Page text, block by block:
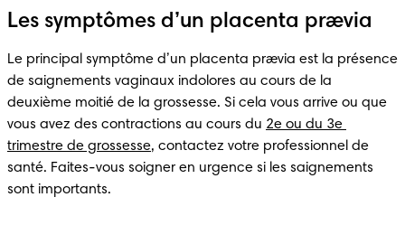
Les symptômes d’un placenta prævia
Le principal symptôme d’un placenta prævia est la présence
de saignements vaginaux indolores au cours de la
deuxième moitié de la grossesse. Si cela vous arrive ou que
vous avez des contractions au cours du 2e ou du 3e
trimestre de grossesse, contactez votre professionnel de
santé. Faites-vous soigner en urgence si les saignements
sont importants.